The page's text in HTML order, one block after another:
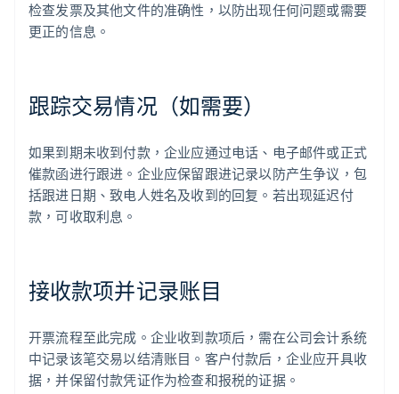
检查发票及其他文件的准确性，以防出现任何问题或需要
更正的信息。
跟踪交易情况（如需要）
如果到期未收到付款，企业应通过电话、电子邮件或正式
催款函进行跟进。企业应保留跟进记录以防产生争议，包
括跟进日期、致电人姓名及收到的回复。若出现延迟付
款，可收取利息。
接收款项并记录账目
开票流程至此完成。企业收到款项后，需在公司会计系统
中记录该笔交易以结清账目。客户付款后，企业应开具收
据，并保留付款凭证作为检查和报税的证据。